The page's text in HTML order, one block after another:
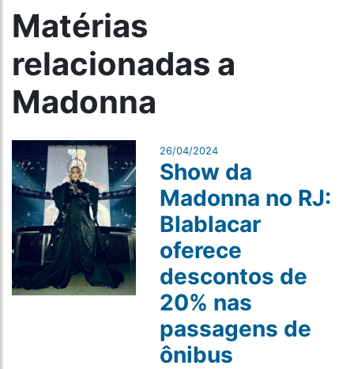
Matérias
relacionadas a
Madonna
26/04/2024
Show da
Madonna no RJ:
Blablacar
oferece
descontos de
20% nas
passagens de
ônibus